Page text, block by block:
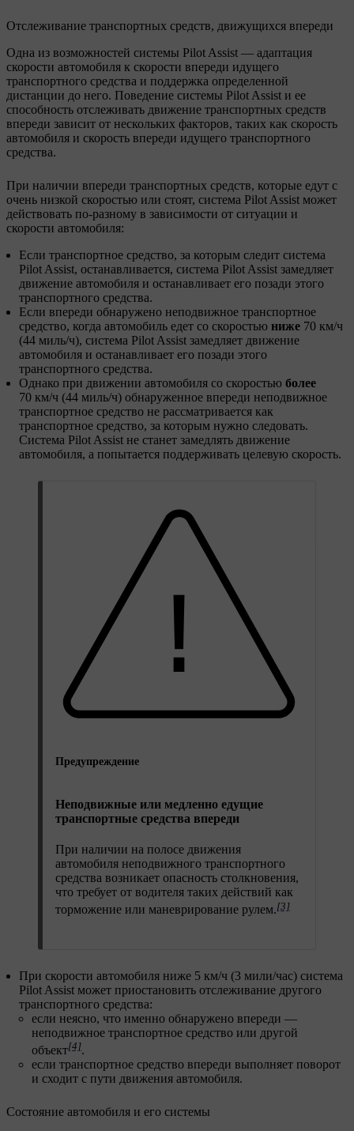
Отслеживание транспортных средств, движущихся впереди
Одна из возможностей системы Pilot Assist — адаптация
скорости автомобиля к скорости впереди идущего
транспортного средства и поддержка определенной
дистанции до него. Поведение системы Pilot Assist и ее
способность отслеживать движение транспортных средств
впереди зависит от нескольких факторов, таких как скорость
автомобиля и скорость впереди идущего транспортного
средства.
При наличии впереди транспортных средств, которые едут с
очень низкой скоростью или стоят, система Pilot Assist может
действовать по-разному в зависимости от ситуации и
скорости автомобиля:
Если транспортное средство, за которым следит система
Pilot Assist, останавливается, система Pilot Assist замедляет
движение автомобиля и останавливает его позади этого
транспортного средства.
Если впереди обнаружено неподвижное транспортное
средство, когда автомобиль едет со скоростью ниже 70 км/ч
(44 миль/ч), система Pilot Assist замедляет движение
автомобиля и останавливает его позади этого
транспортного средства.
Однако при движении автомобиля со скоростью более
70 км/ч (44 миль/ч) обнаруженное впереди неподвижное
транспортное средство не рассматривается как
транспортное средство, за которым нужно следовать.
Система Pilot Assist не станет замедлять движение
автомобиля, а попытается поддерживать целевую скорость.
Предупреждение
Неподвижные или медленно едущие
транспортные средства впереди
При наличии на полосе движения
автомобиля неподвижного транспортного
средства возникает опасность столкновения,
что требует от водителя таких действий как
торможение или маневрирование рулем.[3]
При скорости автомобиля ниже 5 км/ч (3 мили/час) система
Pilot Assist может приостановить отслеживание другого
транспортного средства:
если неясно, что именно обнаружено впереди —
неподвижное транспортное средство или другой
объект[4].
если транспортное средство впереди выполняет поворот
и сходит с пути движения автомобиля.
Состояние автомобиля и его системы